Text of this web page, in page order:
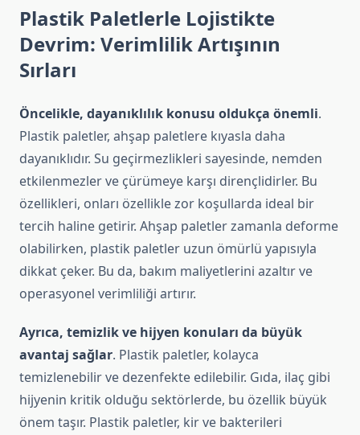
Plastik Paletlerle Lojistikte
Devrim: Verimlilik Artışının
Sırları
Öncelikle, dayanıklılık konusu oldukça önemli.
Plastik paletler, ahşap paletlere kıyasla daha
dayanıklıdır. Su geçirmezlikleri sayesinde, nemden
etkilenmezler ve çürümeye karşı dirençlidirler. Bu
özellikleri, onları özellikle zor koşullarda ideal bir
tercih haline getirir. Ahşap paletler zamanla deforme
olabilirken, plastik paletler uzun ömürlü yapısıyla
dikkat çeker. Bu da, bakım maliyetlerini azaltır ve
operasyonel verimliliği artırır.
Ayrıca, temizlik ve hijyen konuları da büyük
avantaj sağlar. Plastik paletler, kolayca
temizlenebilir ve dezenfekte edilebilir. Gıda, ilaç gibi
hijyenin kritik olduğu sektörlerde, bu özellik büyük
önem taşır. Plastik paletler, kir ve bakterileri